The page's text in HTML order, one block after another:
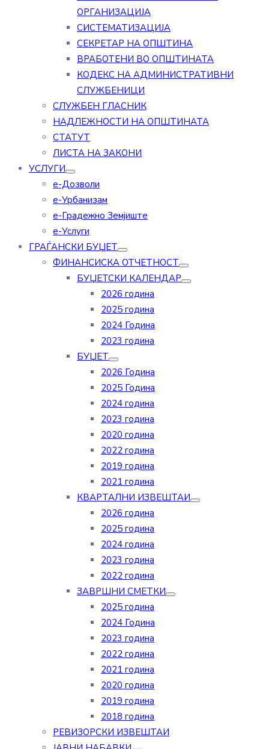
ОРГАНИЗАЦИЈА
СИСТЕМАТИЗАЦИЈА
СЕКРЕТАР НА ОПШТИНА
ВРАБОТЕНИ ВО ОПШТИНАТА
КОДЕКС НА АДМИНИСТРАТИВНИ
СЛУЖБЕНИЦИ
СЛУЖБЕН ГЛАСНИК
НАДЛЕЖНОСТИ НА ОПШТИНАТА
СТАТУТ
ЛИСТА НА ЗАКОНИ
УСЛУГИ
е-Дозволи
е-Урбанизам
е-Градежно Земјиште
е-Услуги
ГРАЃАНСКИ БУЏЕТ
ФИНАНСИСКА ОТЧЕТНОСТ
БУЏЕТСКИ КАЛЕНДАР
2026 година
2025 година
2024 Година
2023 година
БУЏЕТ
2026 Година
2025 Година
2024 година
2023 година
2020 година
2022 година
2019 година
2021 година
КВАРТАЛНИ ИЗВЕШТАИ
2026 година
2025 година
2024 година
2023 година
2022 година
ЗАВРШНИ СМЕТКИ
2025 година
2024 Година
2023 година
2022 година
2021 година
2020 година
2019 година
2018 година
РЕВИЗОРСКИ ИЗВЕШТАИ